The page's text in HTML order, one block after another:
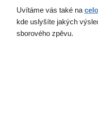
Uvítáme vás také na
kde uslyšíte jakých
sborového zpěvu.